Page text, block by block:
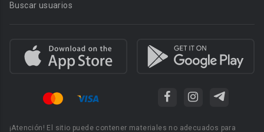
Buscar usuarios
¡Atención! El sitio puede contener materiales no adecuados para